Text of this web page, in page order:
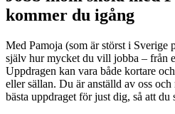
kommer du igång
Med Pamoja (som är störst i
själv hur mycket du vill jobba – från
Uppdragen kan vara både kortare
eller sällan. Du är anställd av oss
bästa uppdraget för just dig, så att